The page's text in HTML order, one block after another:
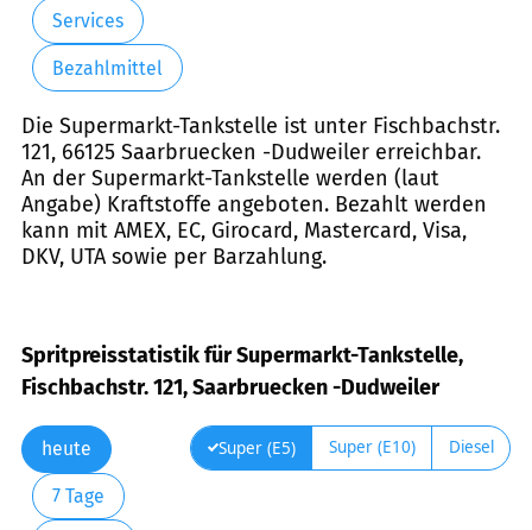
Services
Bezahlmittel
Die Supermarkt-Tankstelle ist unter Fischbachstr.
121, 66125 Saarbruecken -Dudweiler erreichbar.
An der Supermarkt-Tankstelle werden (laut
Angabe) Kraftstoffe angeboten. Bezahlt werden
kann mit AMEX, EC, Girocard, Mastercard, Visa,
DKV, UTA sowie per Barzahlung.
Spritpreisstatistik für Supermarkt-Tankstelle,
Fischbachstr. 121, Saarbruecken -Dudweiler
heute
7 Tage
Super (E5) Super (E10) Diesel